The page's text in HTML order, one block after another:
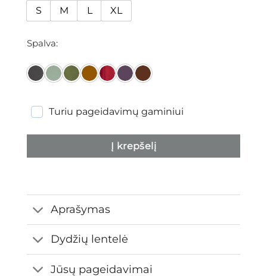
S M L XL
Spalva
Turiu pageidavimų gaminiui
Į krepšelį
Aprašymas
Dydžių lentelė
Jūsų pageidavimai